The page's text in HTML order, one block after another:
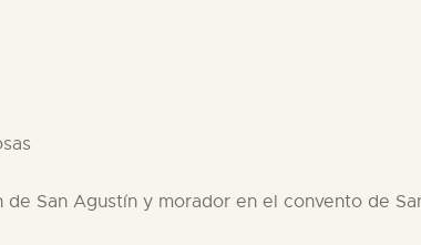
San Agustín y morador en el convento de